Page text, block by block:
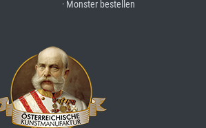
· Monster bestellen